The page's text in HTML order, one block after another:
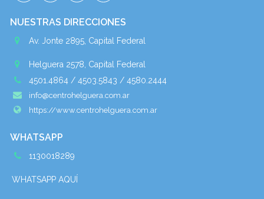
NUESTRAS DIRECCIONES
Av. Jonte 2895, Capital Federal
Helguera 2578, Capital Federal
4501.4864 / 4503.5843 / 4580.2444
info@centrohelguera.com.ar
https://www.centrohelguera.com.ar
WHATSAPP
1130018289
WHATSAPP AQUÍ